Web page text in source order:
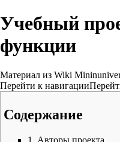
Учебный
функции
Материал из Wiki
Перейти к навигации
Содержание
1
Авторы проекта